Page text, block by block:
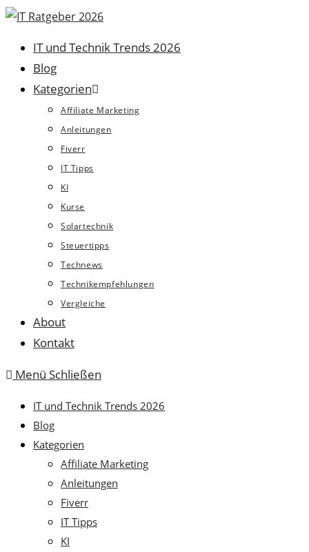
Zum
springenIT und Technik Trends 2026
Blog
Kategorien
Affiliate Marketing
Anleitungen
Fiverr
IT Tipps
KI
Kurse
Solartechnik
Steuertipps
Technews
Technikempfehlungen
Vergleiche
About
Kontakt
Menü Schließen
IT und Technik Trends 2026
Blog
Kategorien
Affiliate Marketing
Anleitungen
Fiverr
IT Tipps
KI